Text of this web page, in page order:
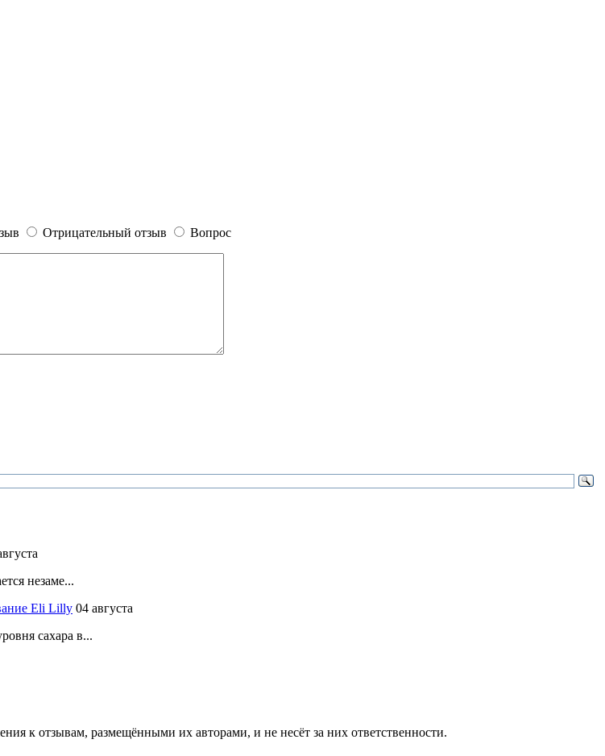
Отрицательный отзыв Вопрос
незаме...
Eli Lilly 04 августа
сахара в...
к отзывам, размещёнными их авторами, и не несёт за них ответственности.